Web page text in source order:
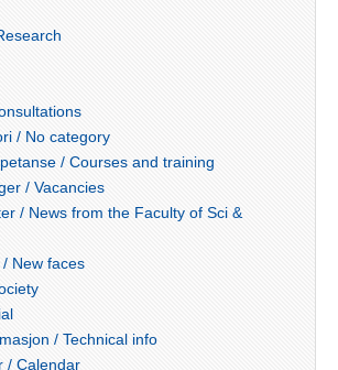
/ No category
/ Courses and training
/ Vacancies
/ News from the Faculty of Sci &
New faces
/ Technical info
/ Calendar